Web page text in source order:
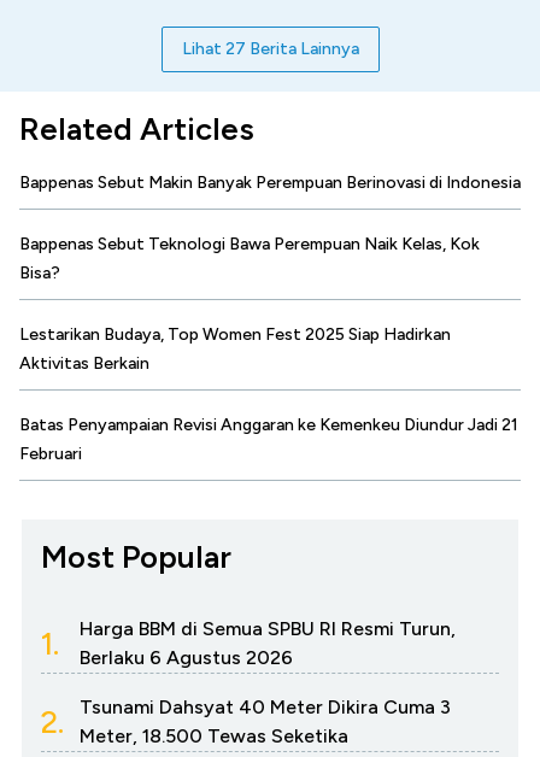
Lihat 27 Berita Lainnya
Related Articles
Bappenas Sebut Makin Banyak Perempuan Berinovasi di Indonesia
Bappenas Sebut Teknologi Bawa Perempuan Naik Kelas, Kok
Bisa?
Lestarikan Budaya, Top Women Fest 2025 Siap Hadirkan
Aktivitas Berkain
Batas Penyampaian Revisi Anggaran ke Kemenkeu Diundur Jadi 21
Februari
Most Popular
1.
Harga BBM di Semua SPBU RI Resmi Turun,
Berlaku 6 Agustus 2026
2.
Tsunami Dahsyat 40 Meter Dikira Cuma 3
Meter, 18.500 Tewas Seketika